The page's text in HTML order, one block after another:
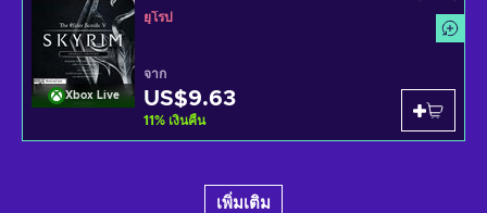
Xbox Live
EUROPE
ยุโรป
จาก
US$9.63
11% เงินคืน
เพิ่มเติม